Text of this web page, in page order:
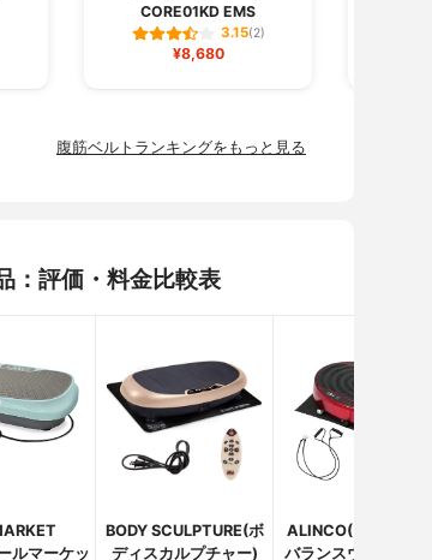
CORE01KD EMS
3.15(2)
¥8,680
腹筋ベルトランキングをもっと見る
：評価・料金比較表
ルマーケッ
BODY SCULPTURE(ボ
ディスカルプチャー)
ALINCO(アルインコ)
バランスウェーブミニ